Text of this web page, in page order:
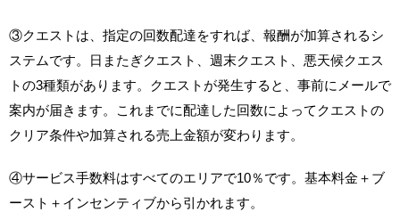
③クエストは、指定の回数配達をすれば、報酬が加算されるシ
ステムです。日またぎクエスト、週末クエスト、悪天候クエス
トの3種類があります。クエストが発生すると、事前にメールで
案内が届きます。これまでに配達した回数によってクエストの
クリア条件や加算される売上金額が変わります。
④サービス手数料はすべてのエリアで10％です。基本料金＋ブ
ースト＋インセンティブから引かれます。